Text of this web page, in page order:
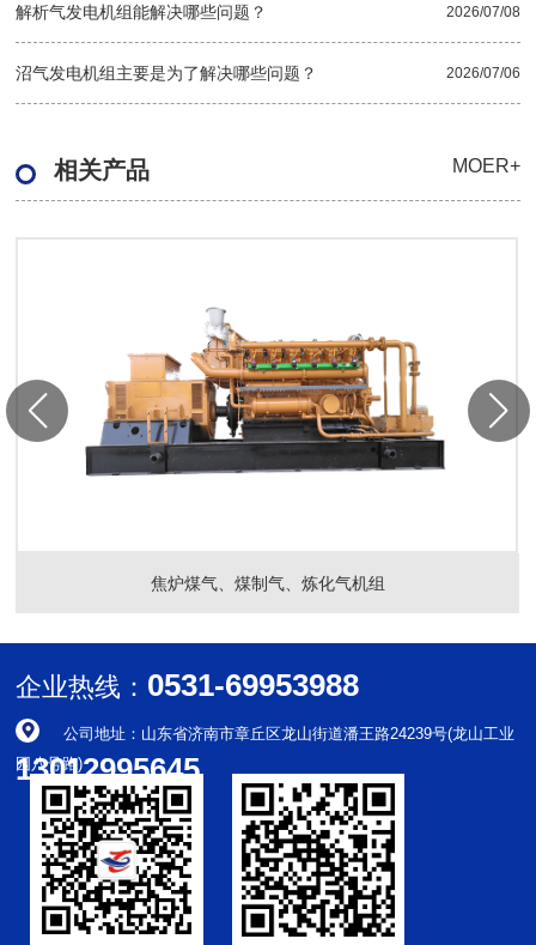
解析气发电机组能解决哪些问题？ 2026/07/08
沼气发电机组主要是为了解决哪些问题？ 2026/07/06
相关产品 MOER+
焦炉煤气、煤制气、炼化气机组
企业热线： 0531-69953988
13012995645
公司地址：山东省济南市章丘区龙山街道潘王路24239号(龙山工业
园八号路)